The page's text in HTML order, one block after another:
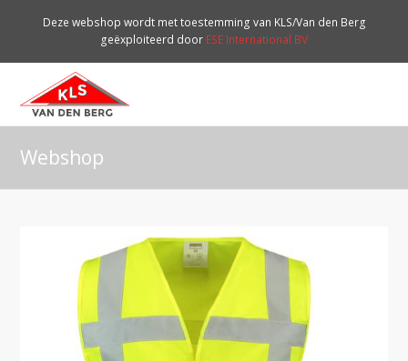
Deze webshop wordt met toestemming van KLS/Van den Berg
geëxploiteerd door ESE International BV
Webshop